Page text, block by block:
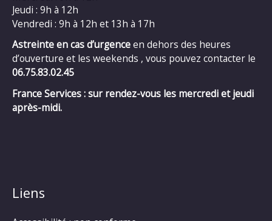
Jeudi : 9h à 12h
Vendredi : 9h à 12h et 13h à 17h
Astreinte en cas d’urgenceen dehors des heures
d’ouverture et les weekends , vous pouvez contacter le
06.75.83.02.45
France Services : sur rendez-vous les mercredi et jeudi
après-midi.
Liens